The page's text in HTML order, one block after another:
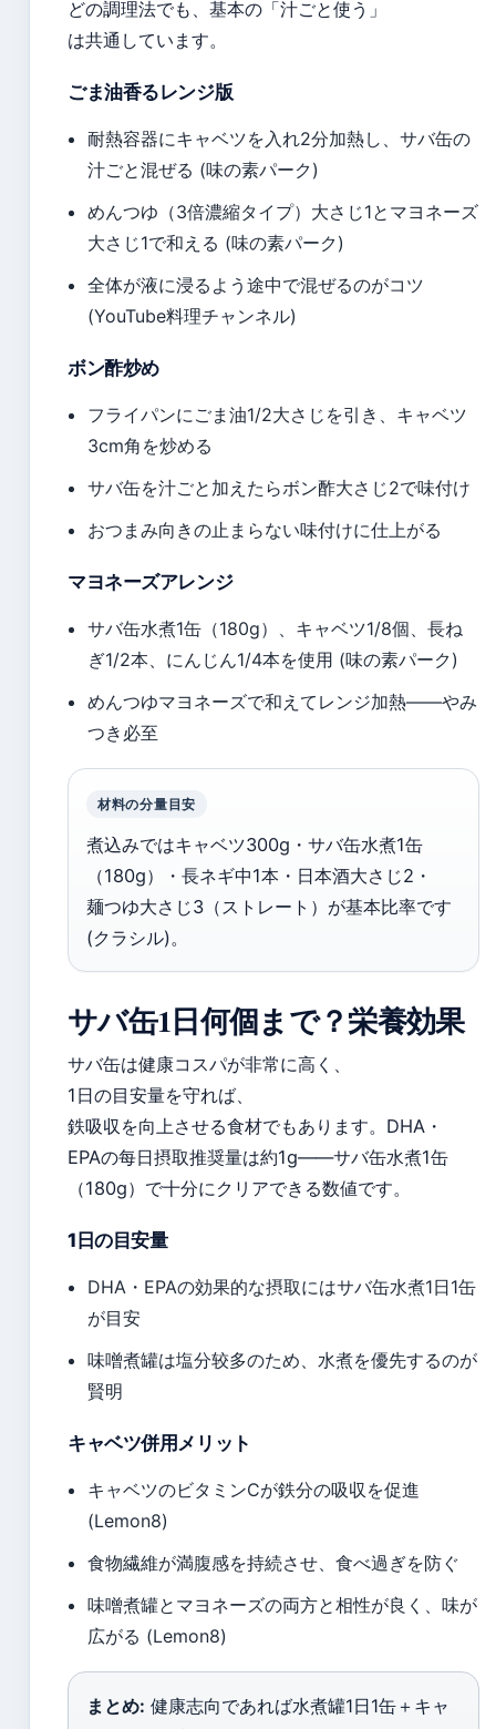
どの調理法でも、基本の「汁ごと使う」
は共通しています。
ごま油香るレンジ版
耐熱容器にキャベツを入れ2分加熱し、サバ缶の
汁ごと混ぜる (味の素パーク)
めんつゆ（3倍濃縮タイプ）大さじ1とマヨネーズ
大さじ1で和える (味の素パーク)
全体が液に浸るよう途中で混ぜるのがコツ
(YouTube料理チャンネル)
ボン酢炒め
フライパンにごま油1/2大さじを引き、キャベツ
3cm角を炒める
サバ缶を汁ごと加えたらボン酢大さじ2で味付け
おつまみ向きの止まらない味付けに仕上がる
マヨネーズアレンジ
サバ缶水煮1缶（180g）、キャベツ1/8個、長ね
ぎ1/2本、にんじん1/4本を使用 (味の素パーク)
めんつゆマヨネーズで和えてレンジ加熱——やみ
つき必至
材料の分量目安
煮込みではキャベツ300g・サバ缶水煮1缶
（180g）・長ネギ中1本・日本酒大さじ2・
麺つゆ大さじ3（ストレート）が基本比率です
(クラシル)。
サバ缶1日何個まで？栄養効果
サバ缶は健康コスパが非常に高く、
1日の目安量を守れば、
鉄吸収を向上させる食材でもあります。DHA・
EPAの每日摂取推奨量は約1g——サバ缶水煮1缶
（180g）で十分にクリアできる数値です。
1日の目安量
DHA・EPAの効果的な摂取にはサバ缶水煮1日1缶
が目安
味噌煮罐は塩分较多のため、水煮を優先するのが
賢明
キャベツ併用メリット
キャベツのビタミンCが鉄分の吸収を促進
(Lemon8)
食物繊維が満腹感を持続させ、食べ過ぎを防ぐ
味噌煮罐とマヨネーズの両方と相性が良く、味が
広がる (Lemon8)
まとめ: 健康志向であれば水煮罐1日1缶＋キャ